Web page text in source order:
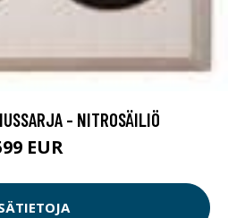
- NITROSÄILIÖ
EUR